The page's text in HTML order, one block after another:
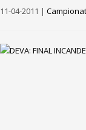
11-04-2011 |